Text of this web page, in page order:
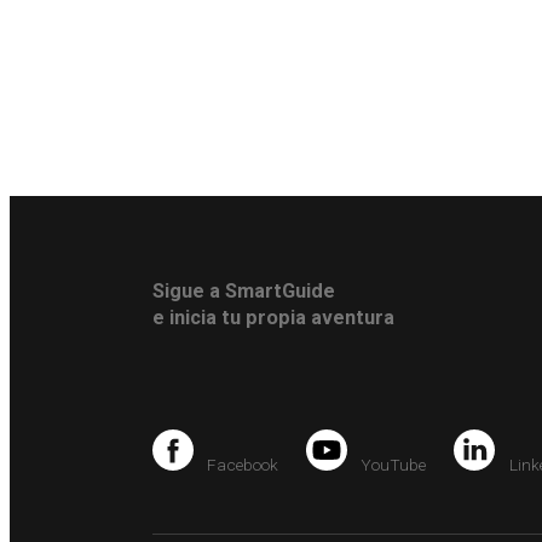
Sigue a SmartGuide
e inicia tu propia aventura
Facebook YouTube